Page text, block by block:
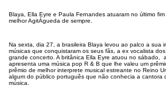
Blaya, Ella Eyre e Paula Fernandes atuaram no último
melhor AgitÁgueda de sempre.
Na sexta, dia 27, a brasileira Blaya levou ao palco a sua
músicas que conquistaram os seus fãs, a ex vocalista
grande concerto. A britânica Ella Eyre atuou no sábado,
apresenta uma música pop R & B que lhe valeu um
prêmio de melhor interprete musical estreante no Reino
algum do público português que não conhecia a cantora
música.